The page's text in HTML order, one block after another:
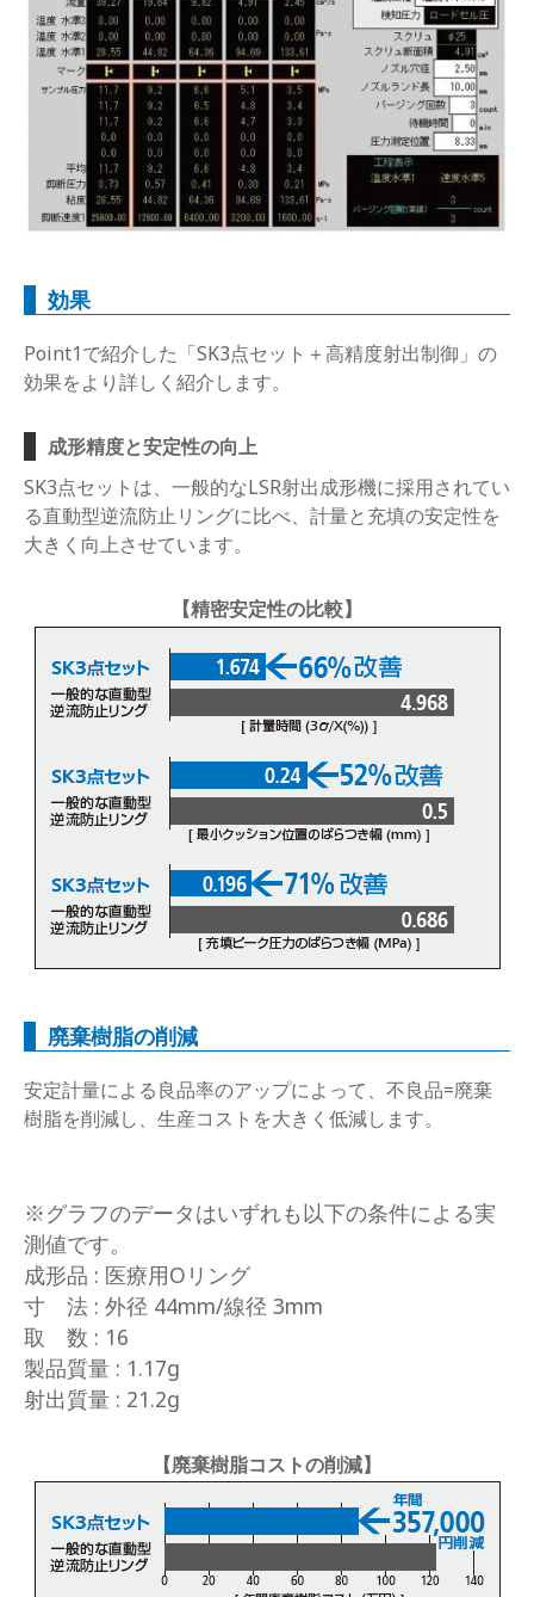
効果
Point1で紹介した「SK3点セット＋高精度射出制御」の
効果をより詳しく紹介します。
成形精度と安定性の向上
SK3点セットは、一般的なLSR射出成形機に採用されてい
る直動型逆流防止リングに比べ、計量と充填の安定性を
大きく向上させています。
【精密安定性の比較】
廃棄樹脂の削減
安定計量による良品率のアップによって、不良品=廃棄
樹脂を削減し、生産コストを大きく低減します。
※グラフのデータはいずれも以下の条件による実
測値です。
成形品 : 医療用Oリング
寸　法 : 外径 44mm/線径 3mm
取　数 : 16
製品質量 : 1.17g
射出質量 : 21.2g
【廃棄樹脂コストの削減】